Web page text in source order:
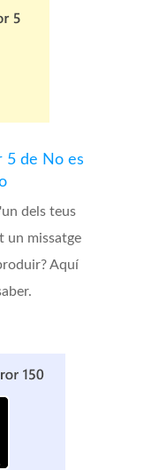
5 de No es
dels teus
un missatge
Aquí